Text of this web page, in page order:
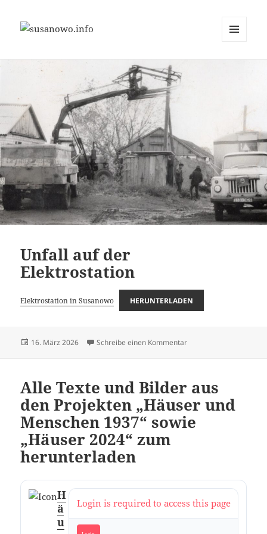
Unfall auf der
Elektrostation
Elektrostation in Susanowo HERUNTERLADEN
Veröffentlicht
16. März 2026 Schreibe einen Kommentarzu Unfall auf der
Alle Texte und Bilder aus
den Projekten „Häuser und
Menschen 1937“ sowie
„Häuser 2024“ zum
herunterladen
H
ä
u
Login is required to access this page